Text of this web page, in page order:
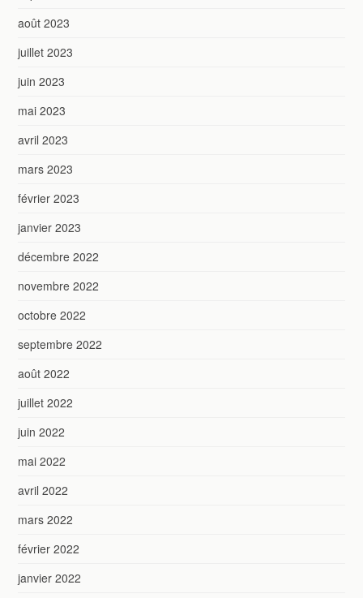
août 2023
juillet 2023
juin 2023
mai 2023
avril 2023
mars 2023
février 2023
janvier 2023
décembre 2022
novembre 2022
octobre 2022
septembre 2022
août 2022
juillet 2022
juin 2022
mai 2022
avril 2022
mars 2022
février 2022
janvier 2022